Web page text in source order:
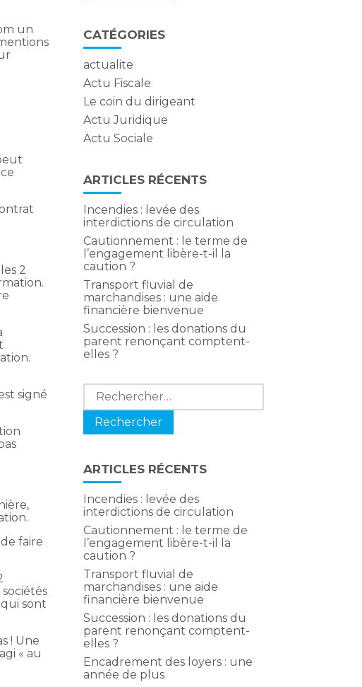
un
2
signé
faire
sont
! Une
« au
CATÉGORIES
actualite
Actu Fiscale
Le coin du dirigeant
Actu Juridique
Actu Sociale
ARTICLES RÉCENTS
Incendies : levée des
interdictions de circulation
Cautionnement : le terme de
l’engagement libère-t-il la
caution ?
Transport fluvial de
marchandises : une aide
financière bienvenue
Succession : les donations du
parent renonçant comptent-
elles ?
Rechercher :
ARTICLES RÉCENTS
Incendies : levée des
interdictions de circulation
Cautionnement : le terme de
l’engagement libère-t-il la
caution ?
Transport fluvial de
marchandises : une aide
financière bienvenue
Succession : les donations du
parent renonçant comptent-
elles ?
Encadrement des loyers : une
année de plus